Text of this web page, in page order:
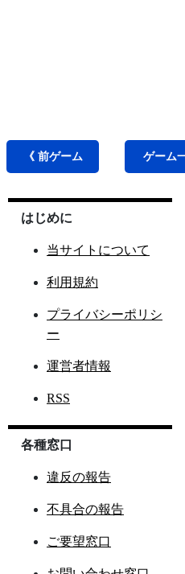
《 前ゲーム ゲーム
はじめに
当サイトについて
利用規約
プライバシーポリシ
ー
運営者情報
RSS
各種窓口
違反の報告
不具合の報告
ご要望窓口